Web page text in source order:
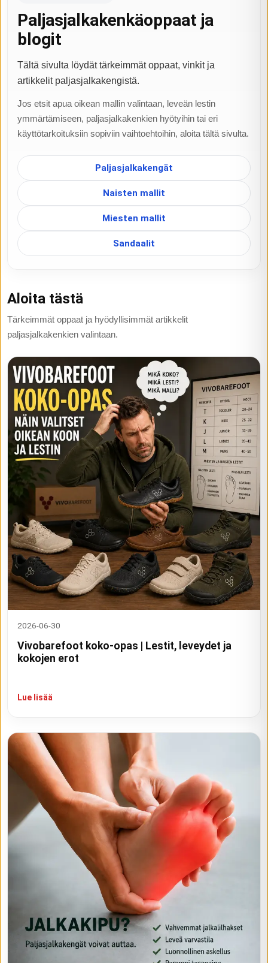
Paljasjalkakenkäoppaat ja
blogit
Tältä sivulta löydät tärkeimmät oppaat, vinkit ja
artikkelit paljasjalkakengistä.
Jos etsit apua oikean mallin valintaan, leveän lestin
ymmärtämiseen, paljasjalkakenkien hyötyihin tai eri
käyttötarkoituksiin sopiviin vaihtoehtoihin, aloita tältä sivulta.
Paljasjalkakengät
Naisten mallit
Miesten mallit
Sandaalit
Aloita tästä
Tärkeimmät oppaat ja hyödyllisimmät artikkelit
paljasjalkakenkien valintaan.
2026-06-30
Vivobarefoot koko-opas | Lestit, leveydet ja
kokojen erot
Lue lisää